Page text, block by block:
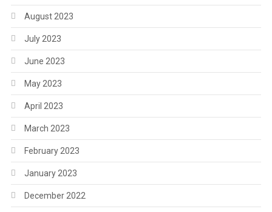
August 2023
July 2023
June 2023
May 2023
April 2023
March 2023
February 2023
January 2023
December 2022